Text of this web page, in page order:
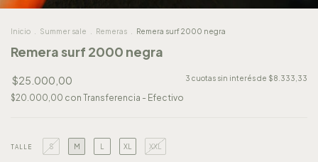
Inicio Summer sale Remeras Remera surf 2000 negra
Remera surf 2000 negra
$25.000,00 3 cuotas sin interés de $8.333,33
$20.000,00 con Transferencia - Efectivo
TALLE S M XL XXL